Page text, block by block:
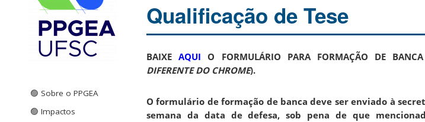
🟢 Sobre o PPGEA
🟢 Impactos
Qualificação de Tese
BAIXEAQUI O FORMULÁRIO PARA FORMAÇÃO DE
DIFERENTE DO CHROME).
O formulário de formação de banca deve ser enviado à
semana da data de defesa, sob pena de que